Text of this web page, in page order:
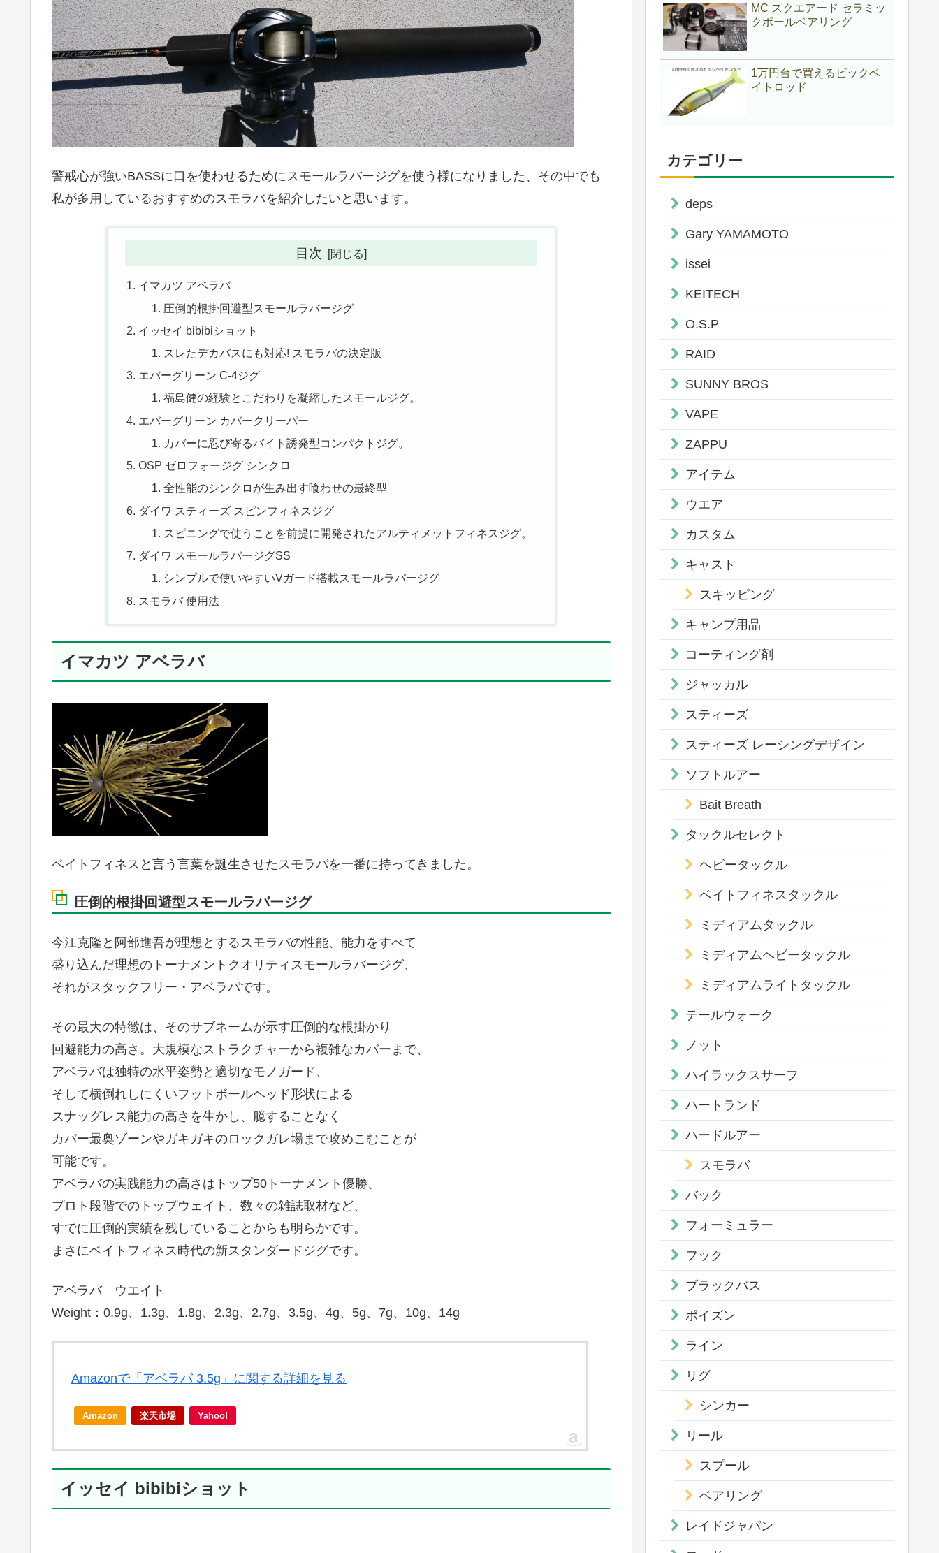
警戒心が強いBASSに口を使わせるためにスモールラバージグを使う様になりました、その中でも
私が多用しているおすすめのスモラバを紹介したいと思います。
目次
イマカツ アベラバ
圧倒的根掛回避型スモールラバージグ
イッセイ bibibiショット
スレたデカバスにも対応! スモラバの決定版
エバーグリーン C-4ジグ
福島健の経験とこだわりを凝縮したスモールジグ。
エバーグリーン カバークリーパー
カバーに忍び寄るバイト誘発型コンパクトジグ。
OSP ゼロフォージグ シンクロ
全性能のシンクロが生み出す喰わせの最終型
ダイワ スティーズ スピンフィネスジグ
スピニングで使うことを前提に開発されたアルティメットフィネスジグ。
ダイワ スモールラバージグSS
シンプルで使いやすいVガード搭載スモールラバージグ
スモラバ 使用法
イマカツ アベラバ
ベイトフィネスと言う言葉を誕生させたスモラバを一番に持ってきました。
圧倒的根掛回避型スモールラバージグ
今江克隆と阿部進吾が理想とするスモラバの性能、能力をすべて
盛り込んだ理想のトーナメントクオリティスモールラバージグ、
それがスタックフリー・アベラバです。
その最大の特徴は、そのサブネームが示す圧倒的な根掛かり
回避能力の高さ。大規模なストラクチャーから複雑なカバーまで、
アベラバは独特の水平姿勢と適切なモノガード、
そして横倒れしにくいフットボールヘッド形状による
スナッグレス能力の高さを生かし、臆することなく
カバー最奥ゾーンやガキガキのロックガレ場まで攻めこむことが
可能です。
アベラバの実践能力の高さはトップ50トーナメント優勝、
プロト段階でのトップウェイト、数々の雑誌取材など、
すでに圧倒的実績を残していることからも明らかです。
まさにベイトフィネス時代の新スタンダードジグです。
アベラバ ウエイト
Weight：0.9g、1.3g、1.8g、2.3g、2.7g、3.5g、4g、5g、7g、10g、14g
Amazonで「アベラバ 3.5g」に関する詳細を見る
Amazon 楽天市場 Yahoo!
イッセイ bibibiショット
MC スクエアード セラミッ
クボールベアリング
1万円台で買えるビックベ
イトロッド
カテゴリー
deps
Gary YAMAMOTO
issei
KEITECH
O.S.P
RAID
SUNNY BROS
VAPE
ZAPPU
アイテム
ウエア
カスタム
キャスト
スキッピング
キャンプ用品
コーティング剤
ジャッカル
スティーズ
スティーズ レーシングデザイン
ソフトルアー
Bait Breath
タックルセレクト
ヘビータックル
ベイトフィネスタックル
ミディアムタックル
ミディアムヘビータックル
ミディアムライトタックル
テールウォーク
ノット
ハイラックスサーフ
ハートランド
ハードルアー
スモラバ
バック
フォーミュラー
フック
ブラックバス
ポイズン
ライン
リグ
シンカー
リール
スプール
ベアリング
レイドジャパン